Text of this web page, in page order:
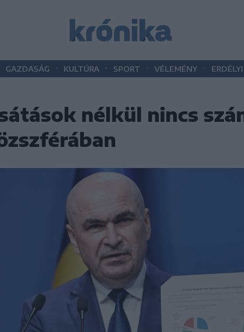
GAZDASÁG KULTÚRA SPORT VÉLEMÉNY
nélkül nincs